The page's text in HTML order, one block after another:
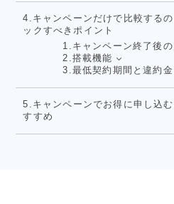
4.キャンペーンだけで比較する
ックすべきポイント
1.キャンペーン終了後の
2.搭載機能
3.最低契約期間と違約金
5.キャンペーンでお得に申し込
すすめ